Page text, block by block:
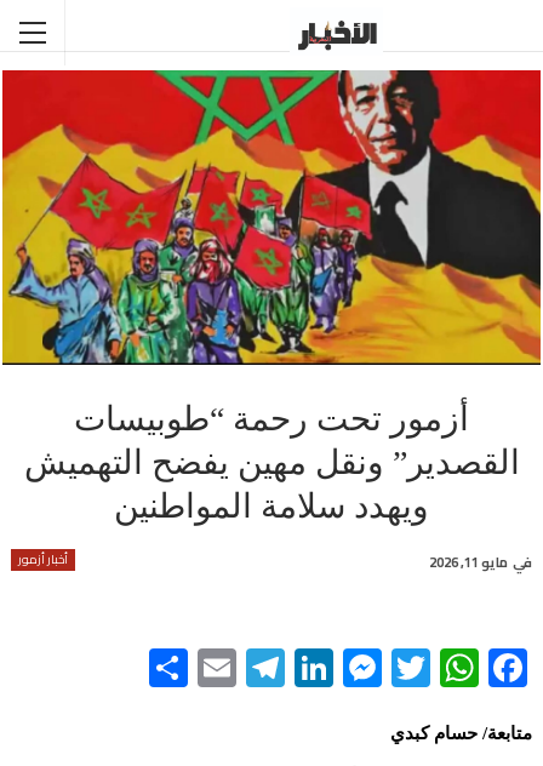
أزمور تحت رحمة “طوبيسات
القصدير” ونقل مهين يفضح التهميش
ويهدد سلامة المواطنين
أخبار أزمور في مايو 11, 2026
Facebook
WhatsApp
Twitter
Messenger
LinkedIn
Telegram
Email
متابعة/ حسام كبدي